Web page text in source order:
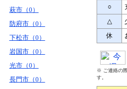
萩市（0）
防府市（0）
下松市（0）
岩国市（0）
光市（0）
長門市（0）
○
△
休
※ ご連絡の
す。